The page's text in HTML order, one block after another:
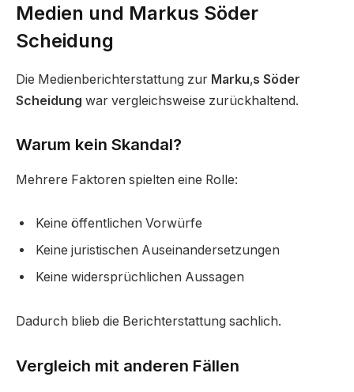
Medien und Markus Söder
Scheidung
Die Medienberichterstattung zur Marku‚s Söder
Scheidung war vergleichsweise zurückhaltend.
Warum kein Skandal?
Mehrere Faktoren spielten eine Rolle:
Keine öffentlichen Vorwürfe
Keine juristischen Auseinandersetzungen
Keine widersprüchlichen Aussagen
Dadurch blieb die Berichterstattung sachlich.
Vergleich mit anderen Fällen